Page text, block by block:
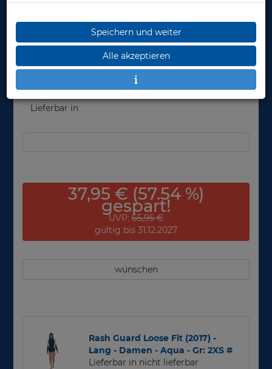
Herstellerpreis: 65,95 €
28,00 €
Lieferbar in
37,95 € (57.54 %)
gespart!
UVP: 65,95 €
gültig bis 31.12.2027
wünschen
Rash Guard Loose Fit (2017) -
Lang - Damen - Aqua - Gr: 2XS #
Lieferbar in nicht lieferbar
Speichern und weiter
Alle akzeptieren